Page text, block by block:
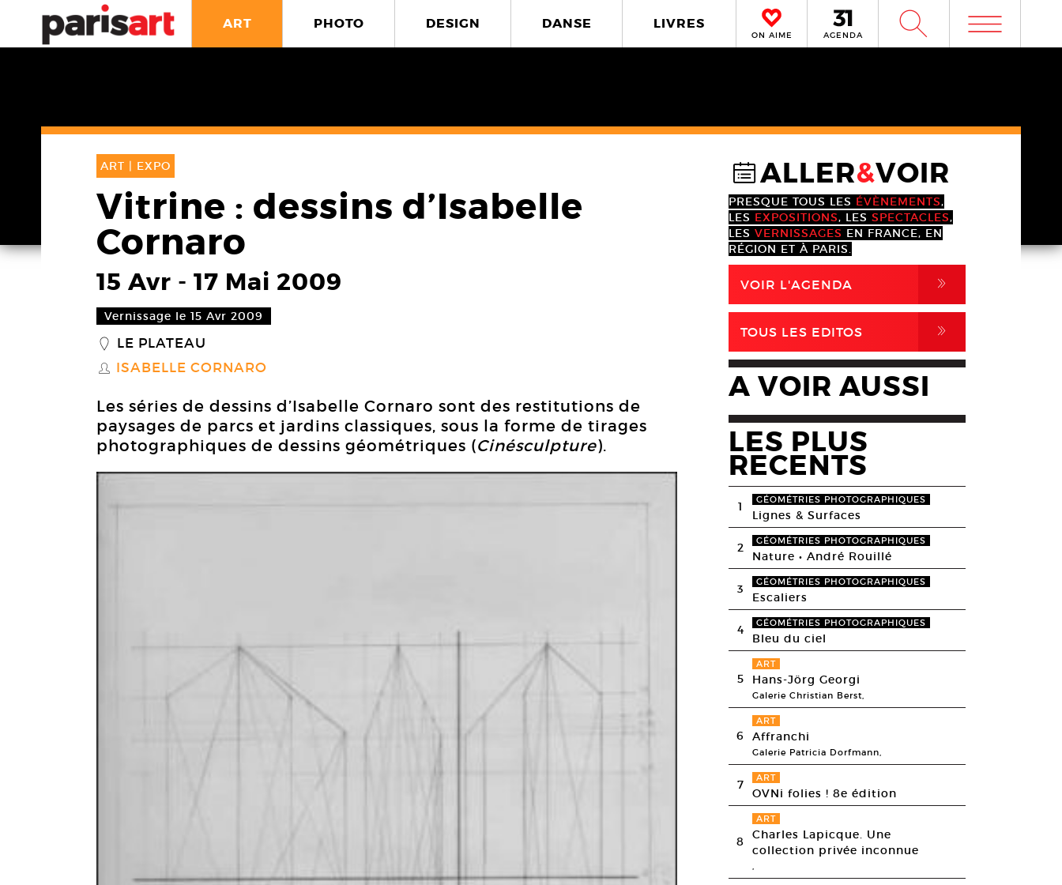
ART PHOTO DESIGN DANSE LIVRES
ON AIME AGENDA W m
ART | EXPO
Vitrine : dessins d’Isabelle
Cornaro
15 Avr - 17 Mai 2009
Vernissage le 15 Avr 2009
_ LE PLATEAU
S ISABELLE CORNARO
Les séries de dessins d’Isabelle Cornaro sont des restitutions de
paysages de parcs et jardins classiques, sous la forme de tirages
photographiques de dessins géométriques (Cinésculpture).
@ALLER&VOIR
PRESQUE TOUS LES ÉVÈNEMENTS,
LES EXPOSITIONS, LES SPECTACLES,
LES VERNISSAGES EN FRANCE, EN
RÉGION ET À PARIS.
VOIR L'AGENDA ,
TOUS LES EDITOS ,
A VOIR AUSSI
LES PLUS
RECENTS
1 GÉOMÉTRIES PHOTOGRAPHIQUES
Lignes & Surfaces
2 GÉOMÉTRIES PHOTOGRAPHIQUES
Nature • André Rouillé
3 GÉOMÉTRIES PHOTOGRAPHIQUES
Escaliers
4 GÉOMÉTRIES PHOTOGRAPHIQUES
Bleu du ciel
5
ART
Hans-Jörg Georgi
Galerie Christian Berst,
6
ART
Affranchi
Galerie Patricia Dorfmann,
7 ART
OVNi folies ! 8e édition
8
ART
Charles Lapicque. Une
collection privée inconnue
,